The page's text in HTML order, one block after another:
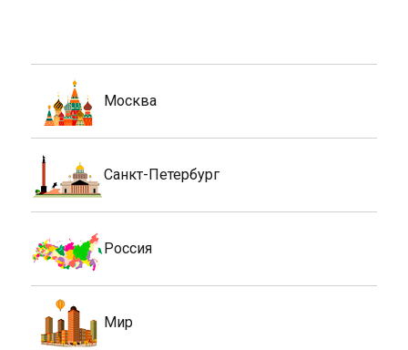
Москва
Санкт-Петербург
Россия
Мир